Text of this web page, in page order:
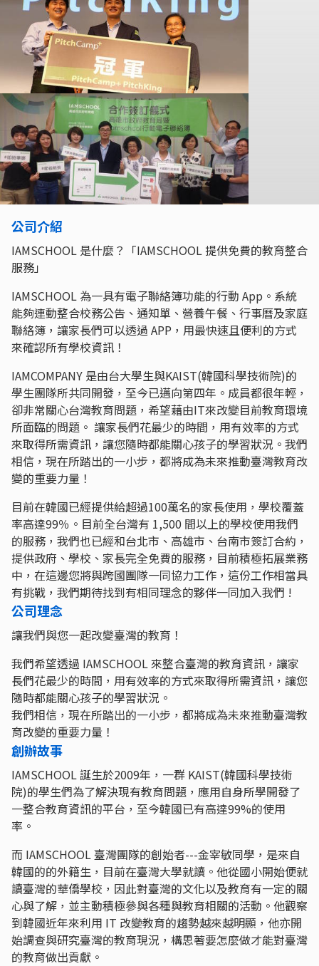
公司介紹
IAMSCHOOL 是什麼？「IAMSCHOOL 提供免費的教育整合
服務」
IAMSCHOOL 為一具有電子聯絡簿功能的行動 App。系統
能夠連動整合校務公告、通知單、營養午餐、行事曆及家庭
聯絡簿，讓家長們可以透過 APP，用最快速且便利的方式
來確認所有學校資訊！
IAMCOMPANY 是由台大學生與KAIST(韓國科學技術院)的
學生團隊所共同開發，至今已邁向第四年。成員都很年輕，
卻非常關心台灣教育問題，希望藉由IT來改變目前教育環境
所面臨的問題。 讓家長們花最少的時間，用有效率的方式
來取得所需資訊，讓您隨時都能關心孩子的學習狀況。我們
相信，現在所踏出的一小步，都將成為未來推動臺灣教育改
變的重要力量！
目前在韓國已經提供給超過100萬名的家長使用，學校覆蓋
率高達99％。目前全台灣有 1,500 間以上的學校使用我們
的服務，我們也已經和台北市、高雄市、台南市簽訂合約，
提供政府、學校、家長完全免費的服務，目前積極拓展業務
中，在這邊您將與跨國團隊一同協力工作，這份工作相當具
有挑戰，我們期待找到有相同理念的夥伴一同加入我們 !
公司理念
讓我們與您一起改變臺灣的教育！
我們希望透過 IAMSCHOOL 來整合臺灣的教育資訊，讓家
長們花最少的時間，用有效率的方式來取得所需資訊，讓您
隨時都能關心孩子的學習狀況。
我們相信，現在所踏出的一小步，都將成為未來推動臺灣教
育改變的重要力量！
創辦故事
IAMSCHOOL 誕生於2009年，一群 KAIST(韓國科學技術
院)的學生們為了解決現有教育問題，應用自身所學開發了
一整合教育資訊的平台，至今韓國已有高達99%的使用
率。
而 IAMSCHOOL 臺灣團隊的創始者---金宰敏同學，是來自
韓國的的外籍生，目前在臺灣大學就讀。他從國小開始便就
讀臺灣的華僑學校，因此對臺灣的文化以及教育有一定的關
心與了解，並主動積極參與各種與教育相關的活動。他觀察
到韓國近年來利用 IT 改變教育的趨勢越來越明顯，他亦開
始調查與研究臺灣的教育現況，構思著要怎麼做才能對臺灣
的教育做出貢獻。